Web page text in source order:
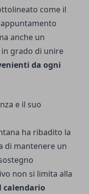
come il
anche un
grado di unire
da ogni
e il suo
ha ribadito la
di mantenere un
non si limita alla
calendario